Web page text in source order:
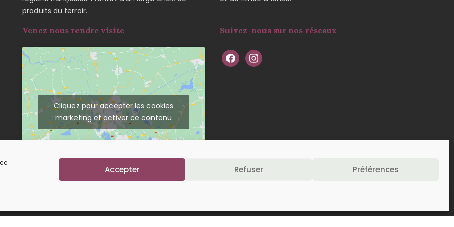
Accepter Refuser Préférences
produits du terroir.
Venez nous rendre visite
Cliquez pour accepter les cookies
marketing et activer ce contenu
Suivez-nous sur nos réseaux